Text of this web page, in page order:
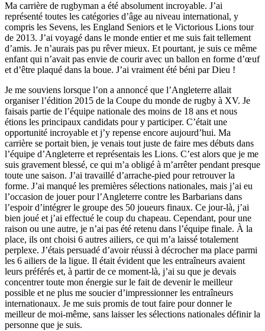
Ma carrière de rugbyman a été absolument incroyable. J’ai
représenté toutes les catégories d’âge au niveau international, y
compris les Sevens, les England Seniors et le Victorious Lions tour
de 2013. J’ai voyagé dans le monde entier et me suis fait tellement
d’amis. Je n’aurais pas pu rêver mieux. Et pourtant, je suis ce même
enfant qui n’avait pas envie de courir avec un ballon en forme d’œuf
et d’être plaqué dans la boue. J’ai vraiment été béni par Dieu !
Je me souviens lorsque l’on a annoncé que l’Angleterre allait
organiser l’édition 2015 de la Coupe du monde de rugby à XV. Je
faisais partie de l’équipe nationale des moins de 18 ans et nous
étions les principaux candidats pour y participer. C’était une
opportunité incroyable et j’y repense encore aujourd’hui. Ma
carrière se portait bien, je venais tout juste de faire mes débuts dans
l’équipe d’Angleterre et représentais les Lions. C’est alors que je me
suis gravement blessé, ce qui m’a obligé à m’arrêter pendant presque
toute une saison. J’ai travaillé d’arrache-pied pour retrouver la
forme. J’ai manqué les premières sélections nationales, mais j’ai eu
l’occasion de jouer pour l’Angleterre contre les Barbarians dans
l’espoir d’intégrer le groupe des 50 joueurs finaux. Ce jour-là, j’ai
bien joué et j’ai effectué le coup du chapeau. Cependant, pour une
raison ou une autre, je n’ai pas été retenu dans l’équipe finale. À la
place, ils ont choisi 6 autres ailiers, ce qui m’a laissé totalement
perplexe. J’étais persuadé d’avoir réussi à décrocher ma place parmi
les 6 ailiers de la ligue. Il était évident que les entraîneurs avaient
leurs préférés et, à partir de ce moment-là, j’ai su que je devais
concentrer toute mon énergie sur le fait de devenir le meilleur
possible et ne plus me soucier d’impressionner les entraîneurs
internationaux. Je me suis promis de tout faire pour donner le
meilleur de moi-même, sans laisser les sélections nationales définir la
personne que je suis.